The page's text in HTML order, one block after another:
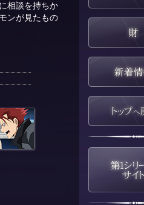
相談を持ちか
ンが見たもの